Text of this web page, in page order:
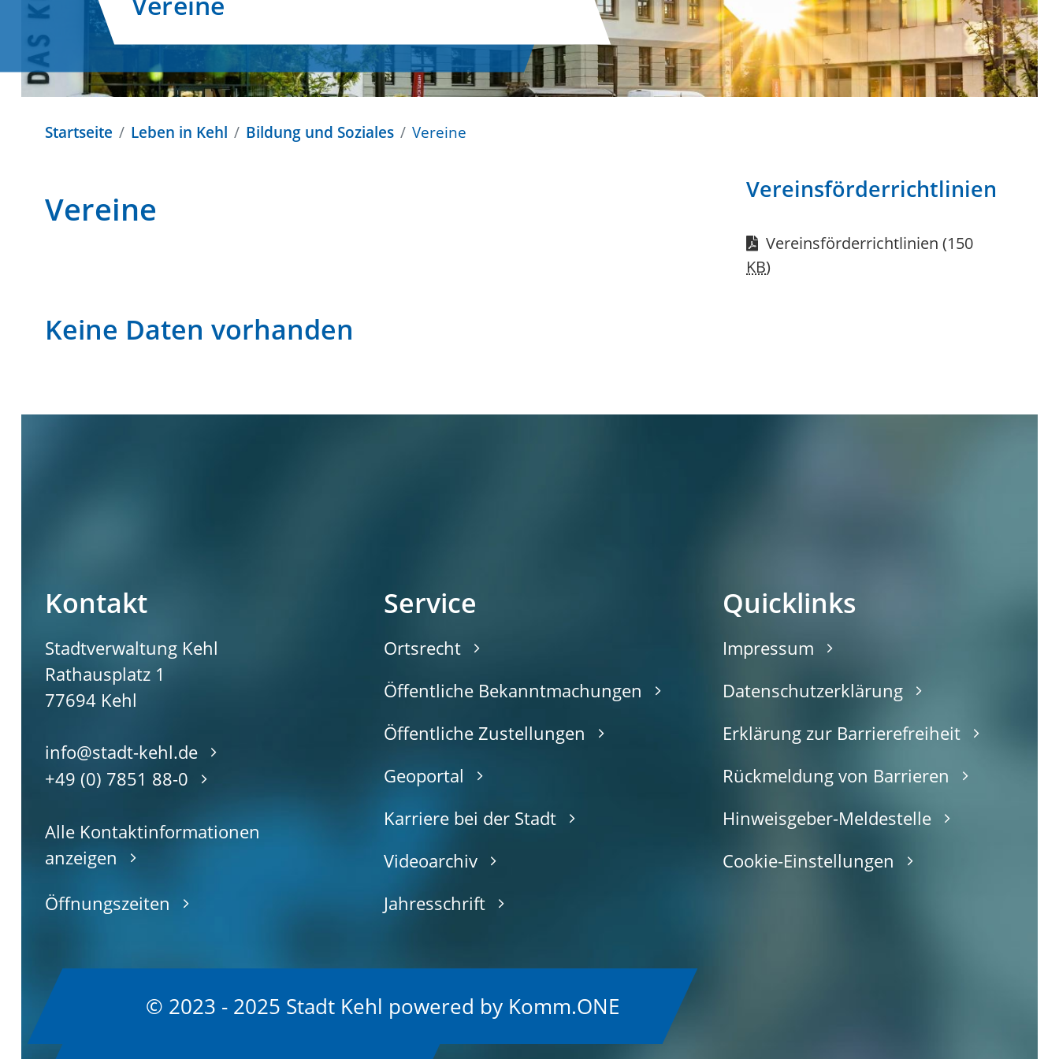
Startseite Leben in Kehl Bildung und Soziales Vereine
Vereine
Keine Daten vorhanden
Vereinsförderrichtlinien
Vereinsförderrichtlinien (150
KB)
Kontakt
Stadtverwaltung Kehl
Rathausplatz 1
77694 Kehl
info@stadt-kehl.de
+49 (0) 7851 88-0
Alle Kontaktinformationen
anzeigen
Öffnungszeiten
Service
Ortsrecht
Öffentliche Bekanntmachungen
Öffentliche Zustellungen
Geoportal
Karriere bei der Stadt
Videoarchiv
Jahresschrift
Quicklinks
Impressum
Datenschutzerklärung
Erklärung zur Barrierefreiheit
Rückmeldung von Barrieren
Hinweisgeber-Meldestelle
Cookie-Einstellungen
© 2023 - 2025 Stadt Kehl powered by Komm.ONE